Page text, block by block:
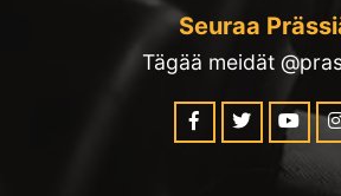
Seuraa
Tägää meidät